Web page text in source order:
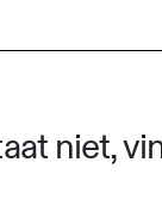
niet,